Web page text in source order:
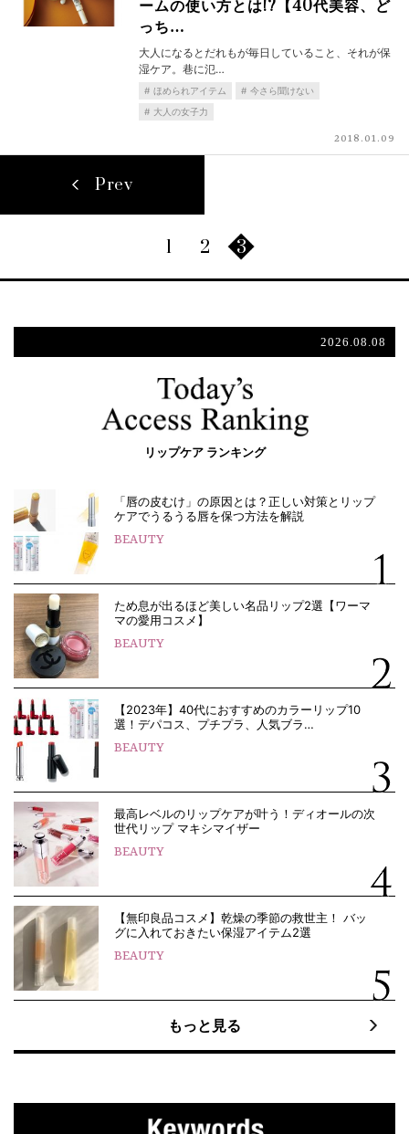
ームの使い方とは!?【40代美容、ど
っち…
大人になるとだれもが毎日していること、それが保
湿ケア。巷に氾…
ほめられアイテム
今さら聞けない
大人の女子力
2018.01.09
Prev
1 2 3
2026.08.08
リップケア ランキング
「唇の皮むけ」の原因とは？正しい対策とリップ
ケアでうるうる唇を保つ方法を解説
BEAUTY
ため息が出るほど美しい名品リップ2選【ワーマ
マの愛用コスメ】
BEAUTY
【2023年】40代におすすめのカラーリップ10
選！デパコス、プチプラ、人気ブラ…
BEAUTY
最高レベルのリップケアが叶う！ディオールの次
世代リップ マキシマイザー
BEAUTY
【無印良品コスメ】乾燥の季節の救世主！ バッ
グに入れておきたい保湿アイテム2選
BEAUTY
もっと見る